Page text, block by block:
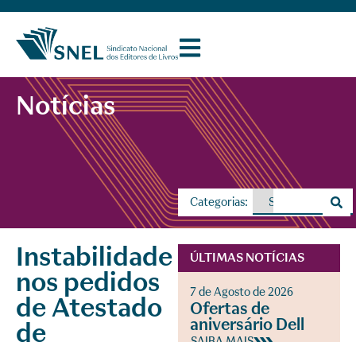
Notícias
Categorias:
Instabilidade
nos pedidos
de Atestado
de
ÚLTIMAS NOTÍCIAS
7 de Agosto de 2026
Ofertas de
aniversário Dell